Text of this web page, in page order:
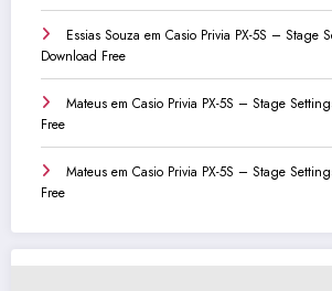
Essias Souza em Casio Privia PX-5S – Stage
Download Free
Mateus em Casio Privia PX-5S – Stage
Free
Mateus em Casio Privia PX-5S – Stage
Free